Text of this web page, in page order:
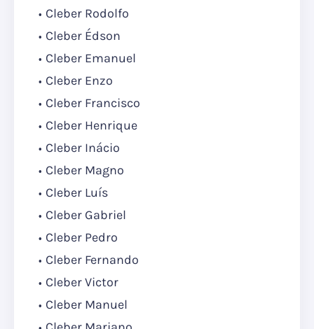
Cleber Rodolfo
Cleber Édson
Cleber Emanuel
Cleber Enzo
Cleber Francisco
Cleber Henrique
Cleber Inácio
Cleber Magno
Cleber Luís
Cleber Gabriel
Cleber Pedro
Cleber Fernando
Cleber Victor
Cleber Manuel